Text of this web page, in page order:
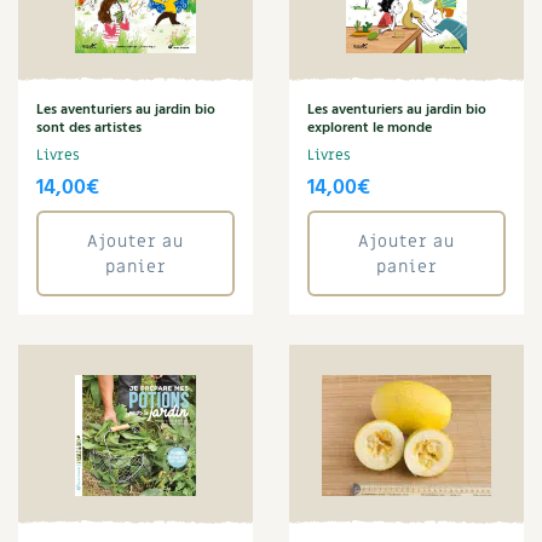
Carnets de saison
Compléments
Actualités
Vidéos et podcasts
Secrets d’abonné
Tous au jardin ! avec Pascal
La vie secrète du jardin
Annuler les filtres
Les aventuriers au jardin bio
sont des artistes
Livres
14,00€
Ajouter au
panier
Les aventuriers au jardin bio
explorent le monde
Livres
14,00€
Ajouter au
panier